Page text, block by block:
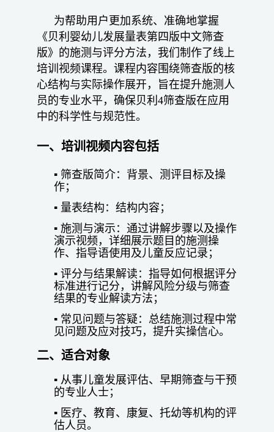
为帮助用户更加系统、准确地掌握
《贝利婴幼儿发展量表第四版中文筛查
版》的施测与评分方法，我们制作了线上
培训视频课程。课程内容围绕筛查版的核
心结构与实际操作展开，旨在提升施测人
员的专业水平，确保贝利4筛查版在应用
中的科学性与规范性。
一、培训视频内容包括
▪ 筛查版简介：背景、测评目标及操
作；
▪ 量表结构：结构内容；
▪ 施测与演示：通过讲解步骤以及操作
演示视频，详细展示题目的施测操
作、指导语使用及儿童反应记录；
▪ 评分与结果解读：指导如何根据评分
标准进行记分，讲解风险分级与筛查
结果的专业解读方法；
▪ 常见问题与答疑：总结施测过程中常
见问题及应对技巧，提升实操信心。
二、适合对象
▪ 从事儿童发展评估、早期筛查与干预
的专业人士；
▪ 医疗、教育、康复、托幼等机构的评
估人员。